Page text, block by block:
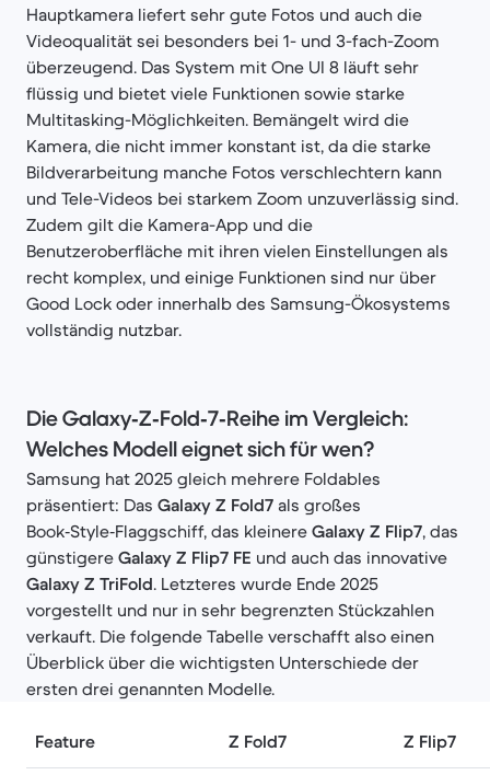
Hauptkamera liefert sehr gute Fotos und auch die
Videoqualität sei besonders bei 1- und 3-fach-Zoom
überzeugend. Das System mit One UI 8 läuft sehr
flüssig und bietet viele Funktionen sowie starke
Multitasking-Möglichkeiten. Bemängelt wird die
Kamera, die nicht immer konstant ist, da die starke
Bildverarbeitung manche Fotos verschlechtern kann
und Tele-Videos bei starkem Zoom unzuverlässig sind.
Zudem gilt die Kamera-App und die
Benutzeroberfläche mit ihren vielen Einstellungen als
recht komplex, und einige Funktionen sind nur über
Good Lock oder innerhalb des Samsung-Ökosystems
vollständig nutzbar.
Die Galaxy‑Z‑Fold‑7‑Reihe im Vergleich:
Welches Modell eignet sich für wen?
Samsung hat 2025 gleich mehrere Foldables
präsentiert: Das Galaxy Z Fold7 als großes
Book‑Style‑Flaggschiff, das kleinere Galaxy Z Flip7, das
günstigere Galaxy Z Flip7 FE und auch das innovative
Galaxy Z TriFold. Letzteres wurde Ende 2025
vorgestellt und nur in sehr begrenzten Stückzahlen
verkauft. Die folgende Tabelle verschafft also einen
Überblick über die wichtigsten Unterschiede der
ersten drei genannten Modelle.
Feature Z Fold7 Z Flip7